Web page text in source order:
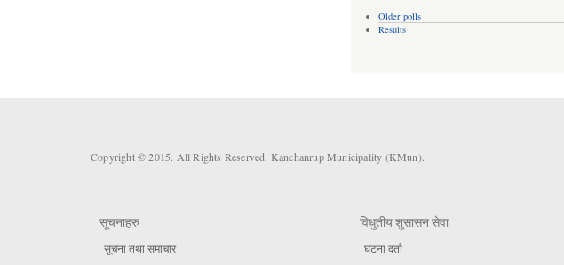
Older polls
Results
Copyright © 2015. All Rights Reserved. Kanchanrup Municipality (KMun).
सूचनाहरु
सूचना तथा समाचार
विधुतीय शुसासन सेवा
घटना दर्ता